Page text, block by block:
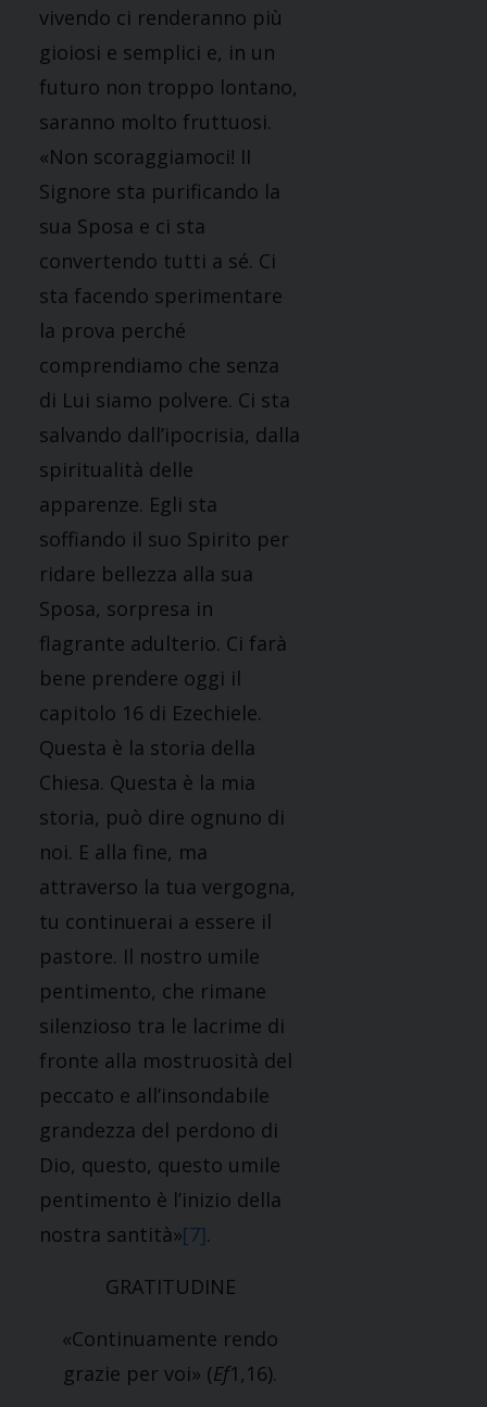
vivendo ci renderanno più
gioiosi e semplici e, in un
futuro non troppo lontano,
saranno molto fruttuosi.
«Non scoraggiamoci! II
Signore sta purificando la
sua Sposa e ci sta
convertendo tutti a sé. Ci
sta facendo sperimentare
la prova perché
comprendiamo che senza
di Lui siamo polvere. Ci sta
salvando dall’ipocrisia, dalla
spiritualità delle
apparenze. Egli sta
soffiando il suo Spirito per
ridare bellezza alla sua
Sposa, sorpresa in
flagrante adulterio. Ci farà
bene prendere oggi il
capitolo 16 di Ezechiele.
Questa è la storia della
Chiesa. Questa è la mia
storia, può dire ognuno di
noi. E alla fine, ma
attraverso la tua vergogna,
tu continuerai a essere il
pastore. Il nostro umile
pentimento, che rimane
silenzioso tra le lacrime di
fronte alla mostruosità del
peccato e all’insondabile
grandezza del perdono di
Dio, questo, questo umile
pentimento è l’inizio della
nostra santità»[7].
GRATITUDINE
«Continuamente rendo
grazie per voi» (Ef1,16).